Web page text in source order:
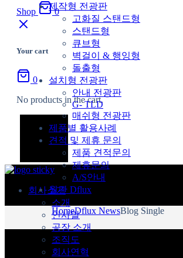
Shop 0
Your cart
0
No products in the cart.
회사소개
소개
인사말
공장 소개
조직도
회사연혁
제작형 전광판
고화질 스탠드형
스탠드형
큐브형
벽걸이 & 행잉형
돌출형
설치형 전광판
안내 전광판
G- TLD
매쉬형 전광판
제품별 활용사례
견적 및 제휴 문의
제품 견적문의
제휴문의
A/S안내
월간 Dflux
HomeDflux NewsBlog Single